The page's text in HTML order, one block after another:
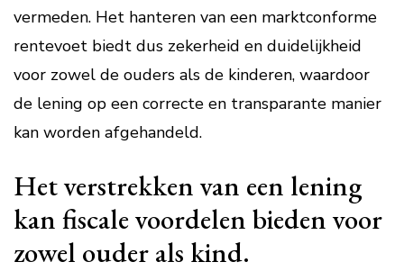
vermeden. Het hanteren van een marktconforme
rentevoet biedt dus zekerheid en duidelijkheid
voor zowel de ouders als de kinderen, waardoor
de lening op een correcte en transparante manier
kan worden afgehandeld.
Het verstrekken van een lening
kan fiscale voordelen bieden voor
zowel ouder als kind.